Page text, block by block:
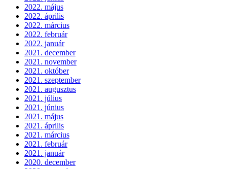
2022. május
2022. április
2022. március
2022. február
2022. január
2021. december
2021. november
2021. október
2021. szeptember
2021. augusztus
2021. július
2021. június
2021. május
2021. április
2021. március
2021. február
2021. január
2020. december